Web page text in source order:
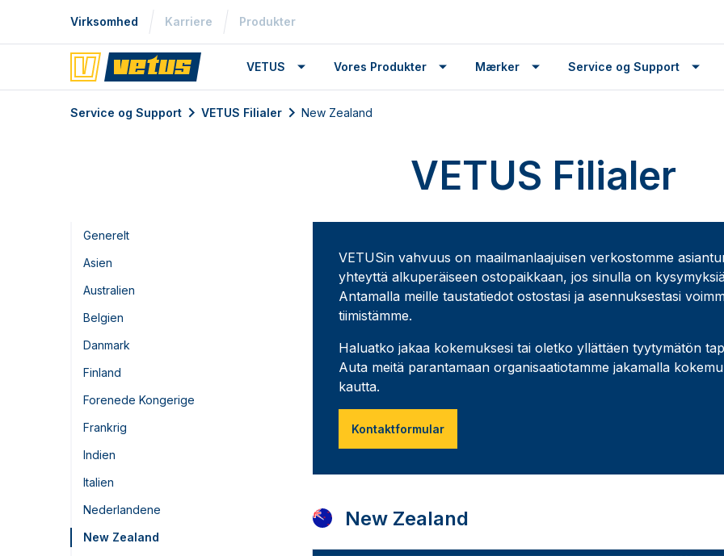
Virksomhed Karriere Produkter
VETUS Vores Produkter Mærker Service og Support
Service og Support VETUS Filialer New Zealand
VETUS Filialer
Generelt
Asien
Australien
Belgien
Danmark
Finland
Forenede Kongerige
Frankrig
Indien
Italien
Nederlandene
New Zealand
VETUSin vahvuus on maailmanlaajuisen verkostomme
yhteyttä alkuperäiseen ostopaikkaan, jos sinulla on
Antamalla meille taustatiedot ostostasi ja asennuksestasi
tiimistämme.
Haluatko jakaa kokemuksesi tai oletko yllättäen tyytymätön
Auta meitä parantamaan organisaatiotamme jakamalla
kautta.
Kontaktformular
New Zealand